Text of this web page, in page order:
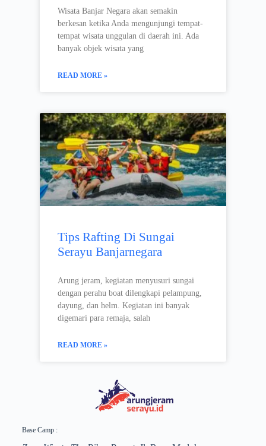
Wisata Banjar Negara akan semakin
berkesan ketika Anda mengunjungi tempat-
tempat wisata unggulan di daerah ini. Ada
banyak objek wisata yang
READ MORE »
Tips Rafting Di Sungai
Serayu Banjarnegara
Arung jeram, kegiatan menyusuri sungai
dengan perahu boat dilengkapi pelampung,
dayung, dan helm. Kegiatan ini banyak
digemari para remaja, salah
READ MORE »
Base Camp :